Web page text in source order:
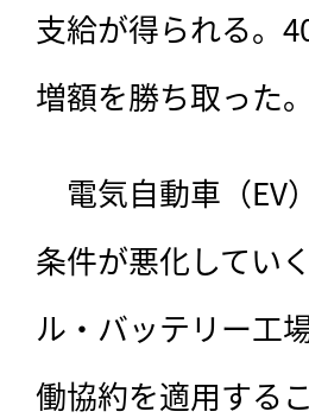
支給が得られる。
増額を勝ち取った。
電気自動車（EV
条件が悪化してい
ル・バッテリー工
働協約を適用する